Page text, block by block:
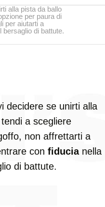
alla pista da ballo
per paura di
per aiutarti a
bersaglio di battute.
decidere se unirti alla
a scegliere
non affrettarti a
con fiducianella
di battute.